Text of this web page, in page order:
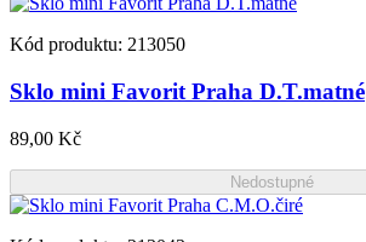
Kód produktu: 213050
Sklo mini Favorit Praha D.T.matné
89,00 Kč
Nedostupné